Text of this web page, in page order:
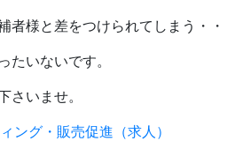
者様と差をつけられてしまう・・
たいないです。
さいませ。
ング・販売促進（求人）